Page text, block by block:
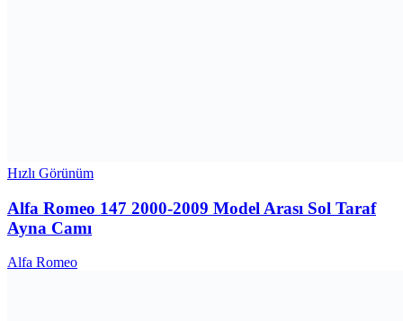
Hızlı Görünüm
Alfa Romeo 147 2000-2009 Model Arası Sol Taraf
Ayna Camı
Alfa Romeo